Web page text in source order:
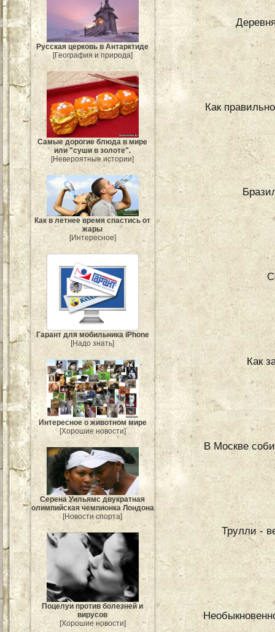
Русская церковь в Антарктиде
[География и природа]
Самые дорогие блюда в мире
или "суши в золоте".
[Невероятные истории]
Как в летнее время спастись от
жары
[Интересное]
Гарант для мобильника iPhone
[Надо знать]
Интересное о животном мире
[Хорошие новости]
Серена Уильямс двукратная
олимпийская чемпионка Лондона
[Новости спорта]
Поцелуи против болезней и
вирусов
[Хорошие новости]
Как
Как
В Москве
Трулли -